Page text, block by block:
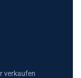
verkaufen